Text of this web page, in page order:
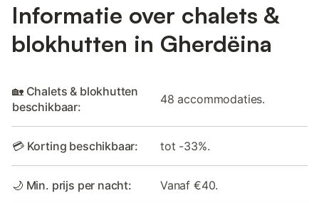
Informatie over chalets &
blokhutten in Gherdëina
🏡 Chalets & blokhutten
beschikbaar:
48 accommodaties.
💳 Korting beschikbaar: tot -33%.
🌙 Min. prijs per nacht: Vanaf €40.